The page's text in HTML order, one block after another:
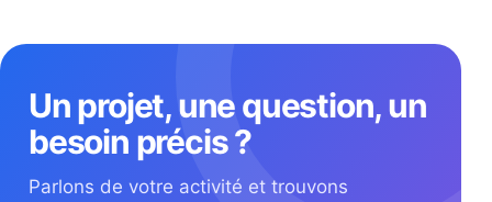
Un projet, une question, un
besoin précis ?
Parlons de votre activité et trouvons